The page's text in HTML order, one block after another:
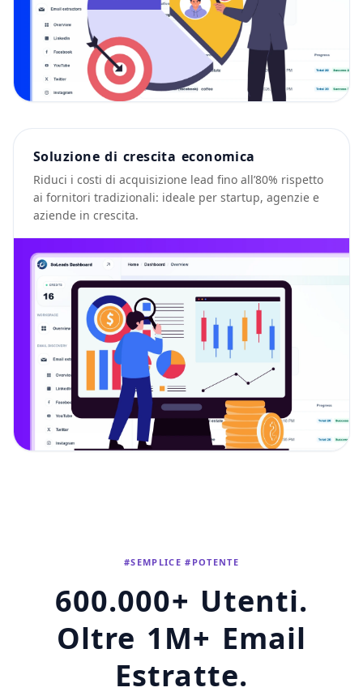
Soluzione di crescita economica
Riduci i costi di acquisizione lead fino all’80% rispetto
ai fornitori tradizionali: ideale per startup, agenzie e
aziende in crescita.
#SEMPLICE #POTENTE
600.000+ Utenti.
Oltre 1M+ Email
Estratte.